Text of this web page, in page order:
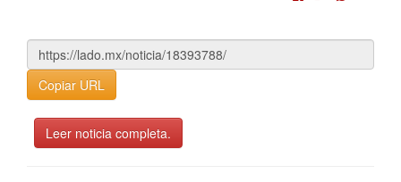
Copiar URL
Leer noticia completa.